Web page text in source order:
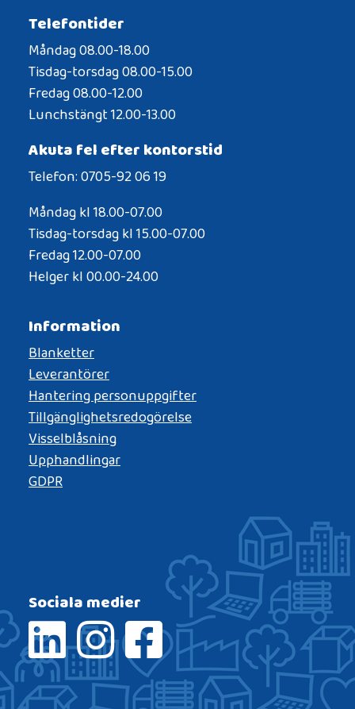
Telefontider
Måndag 08.00-18.00
Tisdag-torsdag 08.00-15.00
Fredag 08.00-12.00
Lunchstängt 12.00-13.00
Akuta fel efter kontorstid
Telefon: 0705-92 06 19
Måndag kl 18.00-07.00
Tisdag-torsdag kl 15.00-07.00
Fredag 12.00-07.00
Helger kl 00.00-24.00
Information
Blanketter
Leverantörer
Hantering personuppgifter
Tillgänglighetsredogörelse
Visselblåsning
Upphandlingar
GDPR
Sociala medier